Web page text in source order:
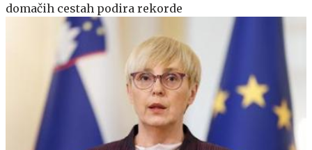
domačih cestah podira rekorde